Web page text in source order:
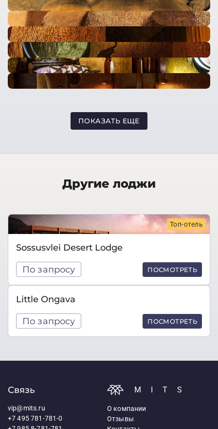
ПОКАЗАТЬ ЕЩЕ
Другие лоджи
Топ-отель
Sossusvlei Desert Lodge
По запросу ПОСМОТРЕТЬ
Little Ongava
По запросу ПОСМОТРЕТЬ
Связь
vip@mits.ru
+7 495 781-781-0
MITS
О компании
Отзывы